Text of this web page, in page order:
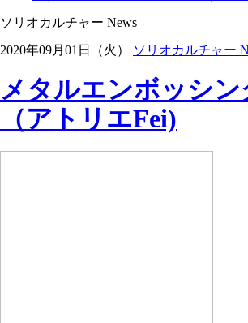
ソリオカルチャー News
2020年09月01日（火）
ソリオカルチャー
メタルエンボッシン
（アトリエFei)